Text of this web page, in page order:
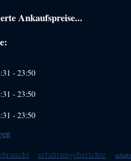
Ankaufspreise...
-23:50
-23:50
-23:50
erfahrungsberichte